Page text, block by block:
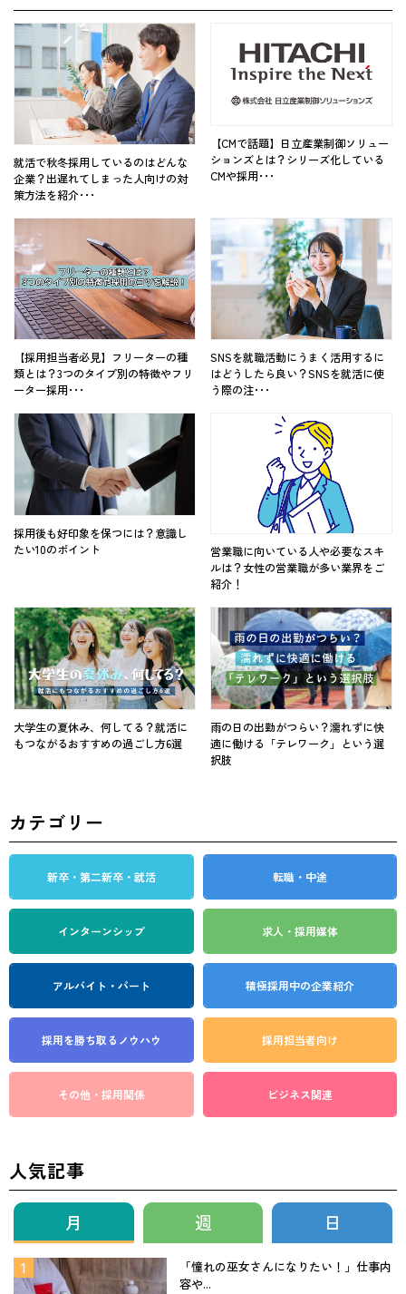
就活で秋冬採用しているのはどんな
企業？出遅れてしまった人向けの対
策方法を紹介･･･
【CMで話題】日立産業制御ソリュー
ションズとは？シリーズ化している
CMや採用･･･
【採用担当者必見】フリーターの種
類とは？3つのタイプ別の特徴やフリ
ーター採用･･･
SNSを就職活動にうまく活用するに
はどうしたら良い？SNSを就活に使
う際の注･･･
採用後も好印象を保つには？意識し
たい10のポイント
営業職に向いている人や必要なスキ
ルは？女性の営業職が多い業界をご
紹介！
大学生の夏休み、何してる？就活に
もつながるおすすめの過ごし方6選
雨の日の出勤がつらい？濡れずに快
適に働ける「テレワーク」という選
択肢
カテゴリー
新卒・第二新卒・就活 転職・中途
インターンシップ 求人・採用媒体
アルバイト・パート 積極採用中の企業紹介
採用を勝ち取る ノウハウ 採用担当者向け
その他・採用関係 ビジネス関連
人気記事
月 週 日
「憧れの巫女さんになりたい！」仕事内
容や...